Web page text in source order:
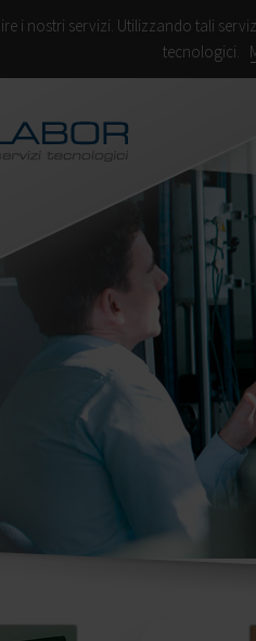
i nostri servizi. Utilizzando tali
tecnologici.